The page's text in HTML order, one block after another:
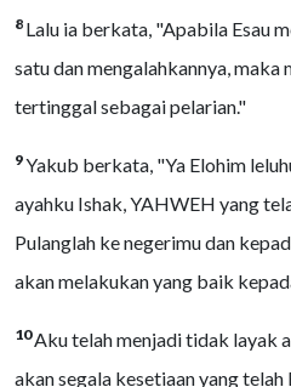
8 Lalu ia berkata, "Apabila Esau
satu dan mengalahkannya,
tertinggal sebagai pelarian."
9Yakub berkata, "Ya Elohim
ayahku Ishak, YAHWEH yang
Pulanglah ke negerimu dan
akan melakukan yang baik
10Aku telah menjadi tidak layak
akan segala kesetiaan yang